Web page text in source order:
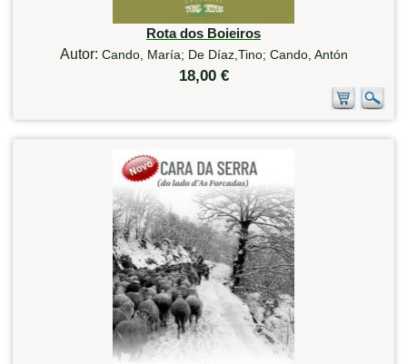
Rota dos Boieiros
Autor: Cando, María; De Díaz,Tino; Cando, Antón
18,00 €